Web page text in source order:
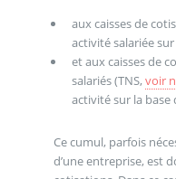
aux caisses de
activité salariée
et aux caisses de
salariés (TNS, voir
activité sur la base
Ce cumul, parfois
d’une entreprise, est